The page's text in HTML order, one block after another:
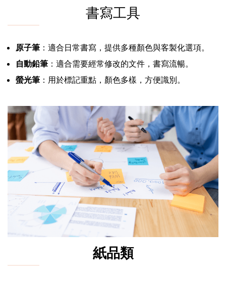
書寫工具
原子筆 ：適合日常書寫，提供多種顏色與客製化選項。
自動鉛筆 ：適合需要經常修改的文件，書寫流暢。
螢光筆 ：用於標記重點，顏色多樣，方便識別。
紙品類